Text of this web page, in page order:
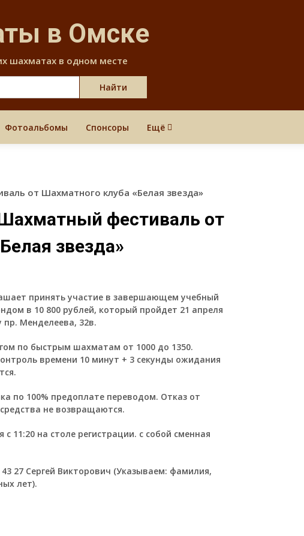
content
в Омске
шахматах в одном месте
Фотоальбомы Спонсоры Ещё
от Шахматного клуба «Белая звезда»
фестиваль от
звезда»
принять участие в завершающем учебный
в 10 800 рублей, который пройдет 21 апреля
пр. Менделеева, 32в.
по быстрым шахматам от 1000 до 1350.
времени 10 минут + 3 секунды ожидания
по 100% предоплате переводом. Отказ от
не возвращаются.
11:20 на столе регистрации. с собой сменная
27 Сергей Викторович (Указываем: фамилия,
лет).